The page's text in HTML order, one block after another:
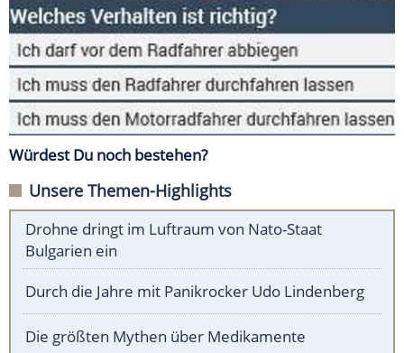
Würdest Du noch bestehen?
Unsere Themen-Highlights
Drohne dringt im Luftraum von Nato-Staat
Bulgarien ein
Durch die Jahre mit Panikrocker Udo Lindenberg
Die größten Mythen über Medikamente